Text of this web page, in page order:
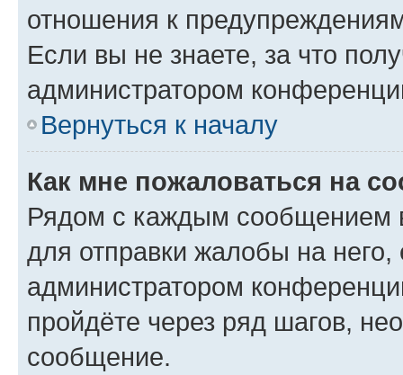
отношения к
Если вы не знаете, за что
администратором
Вернуться к началу
Как мне пожаловаться на
Рядом с каждым сообщением
для отправки жалобы на
администратором
пройдёте через ряд шагов,
сообщение.